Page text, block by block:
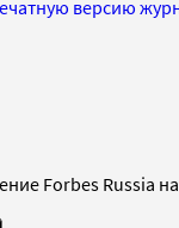
версию
Forbes Russia